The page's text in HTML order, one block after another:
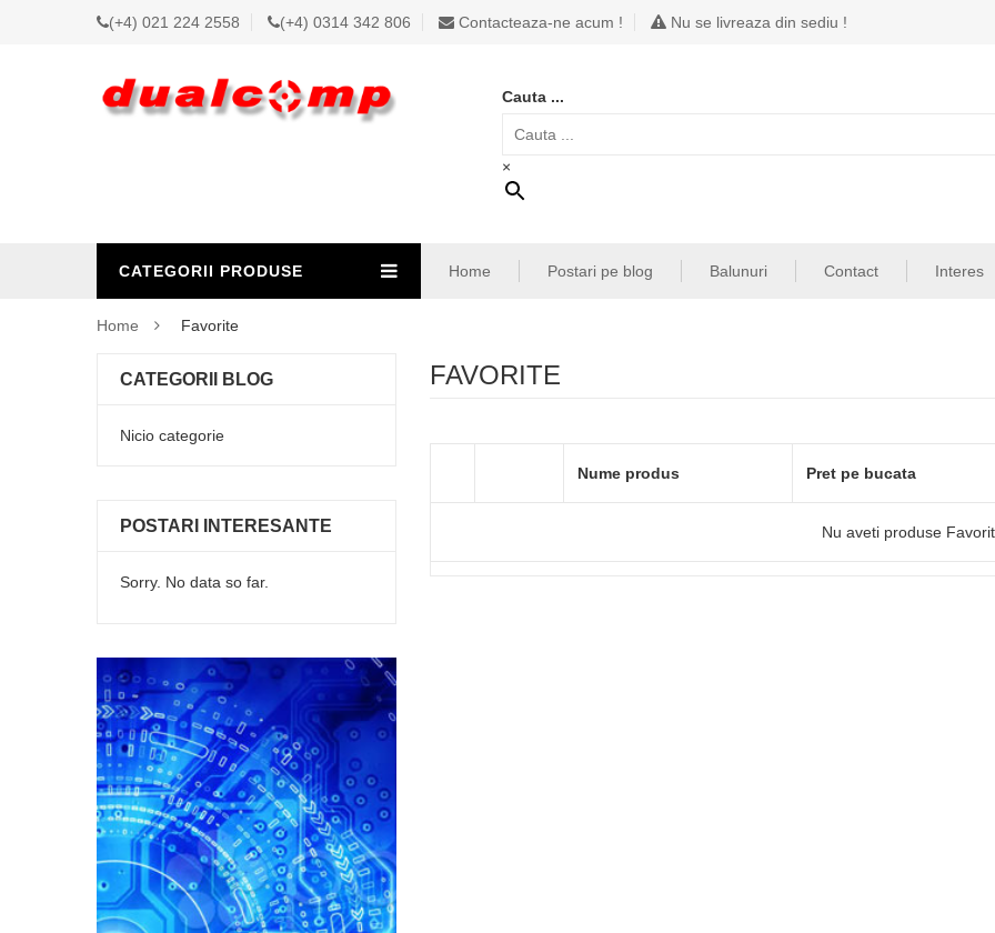
(+4) 021 224 2558 (+4) 0314 342 806 Contacteaza-ne acum ! Nu se livreaza din sediu !
Cauta ...
×
CATEGORII PRODUSE Home Postari pe blog Balunuri Contact Interes
Home Favorite
FAVORITE
Nume produs Pret pe bucata
Nu aveti produse
CATEGORII BLOG
Nicio categorie
POSTARI INTERESANTE
Sorry. No data so far.